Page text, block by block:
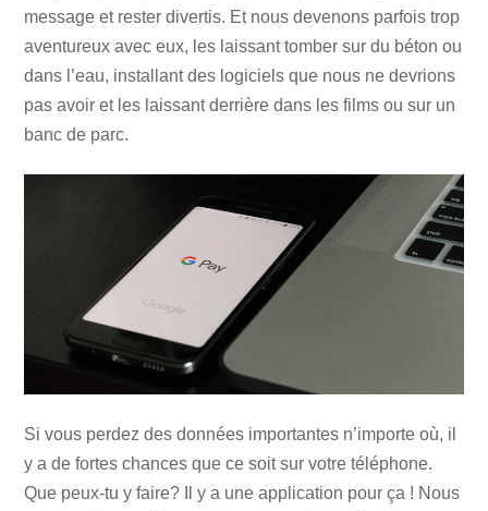
message et rester divertis. Et nous devenons parfois trop
aventureux avec eux, les laissant tomber sur du béton ou
dans l’eau, installant des logiciels que nous ne devrions
pas avoir et les laissant derrière dans les films ou sur un
banc de parc.
Si vous perdez des données importantes n’importe où, il
y a de fortes chances que ce soit sur votre téléphone.
Que peux-tu y faire? Il y a une application pour ça ! Nous